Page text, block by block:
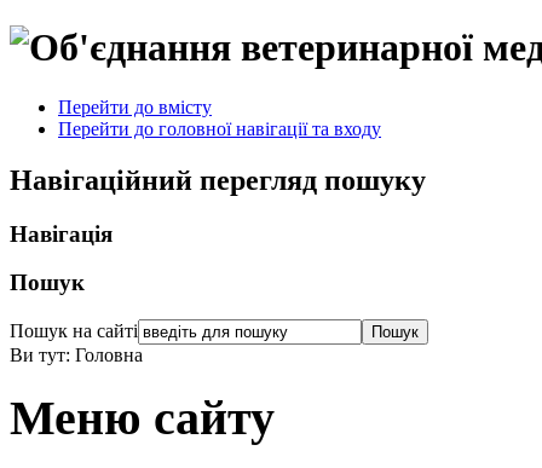
Перейти до вмісту
Перейти до головної навігації та входу
Навігаційний перегляд пошуку
Навігація
Пошук
Пошук на сайті
Ви тут: Головна
Меню сайту